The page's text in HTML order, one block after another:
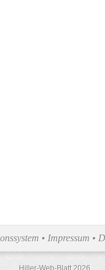
• Impressum •
Hiller-Web-Blatt 2026